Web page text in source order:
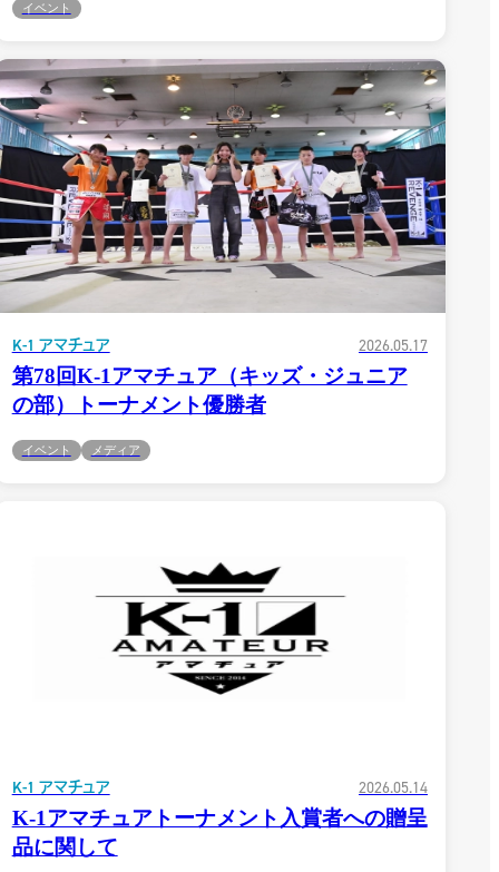
とは
会の
出場
法
ム
れ
公認
総合トップ
K-1 WGP
Krush
Krush-EX
K-1アマチュア
K-1甲子園・カレッジ
K-1 AWARDS
K-
1.SHOP
（グッ
ズ）
K-
1.SHOP
（チケッ
ト）
K-1
のK-1を体現
イベント
K-1 アマチュア 2026.05.17
第78回K-1アマチュア（キッズ・ジュニア
の部）トーナメント優勝者
イベント メディア
K-1 アマチュア 2026.05.14
K-1アマチュアトーナメント入賞者への贈呈
品に関して